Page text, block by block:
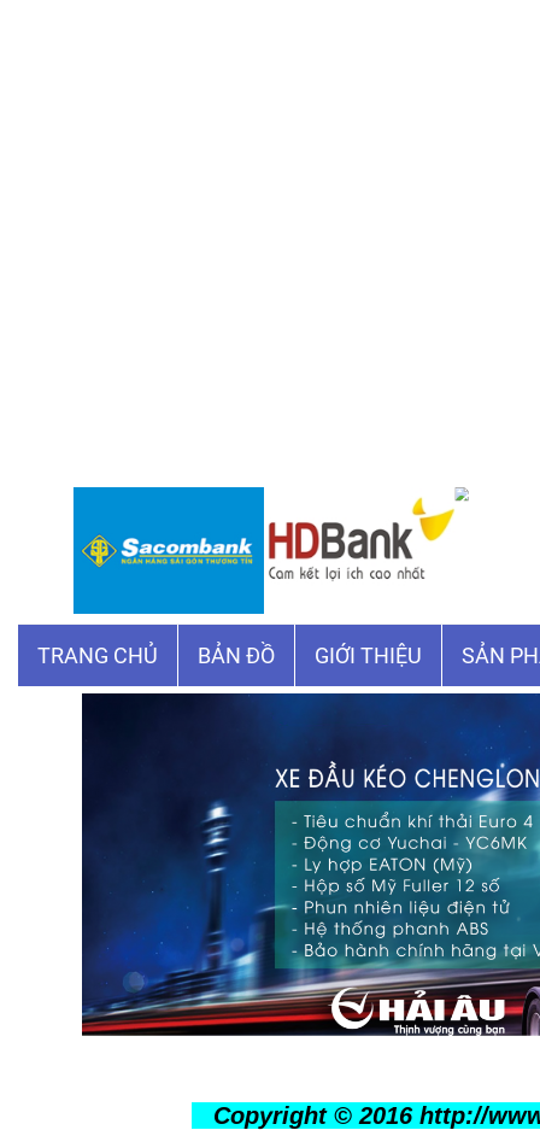
☰
TRANG CHỦ BẢN ĐỒ GIỚI THIỆU SẢN
Copyright © 2016 http://